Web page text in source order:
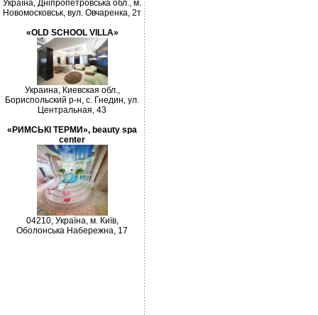
Україна, Дніпропетровська обл., м.
Новомосковськ, вул. Овчаренка, 2т
«OLD SCHOOL VILLA»
Украина, Киевская обл.,
Бориспольский р-н, с. Гнедин, ул.
Центральная, 43
«РИМСЬКІ ТЕРМИ», beauty spa
center
04210, Україна, м. Київ,
Оболонська Набережна, 17